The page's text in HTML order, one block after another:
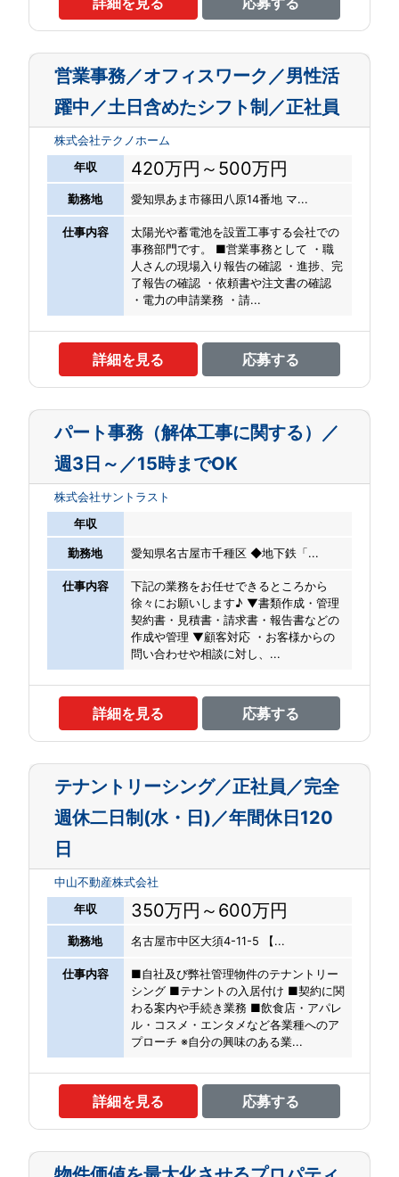
営業事務／オフィスワーク／男性活
躍中／土日含めたシフト制／正社員
株式会社テクノホーム
年収
420万円～500万円
勤務地 愛知県あま市篠田八原14番地 マ...
仕事内容
太陽光や蓄電池を設置工事する会社での
事務部門です。 ■営業事務として ・職
人さんの現場入り報告の確認 ・進捗、完
了報告の確認 ・依頼書や注文書の確認
・電力の申請業務 ・請...
詳細を見る 応募する
パート事務（解体工事に関する）／
週3日～／15時までOK
株式会社サントラスト
年収
勤務地 愛知県名古屋市千種区 ◆地下鉄「...
仕事内容
下記の業務をお任せできるところから
徐々にお願いします♪ ▼書類作成・管理
契約書・見積書・請求書・報告書などの
作成や管理 ▼顧客対応 ・お客様からの
問い合わせや相談に対し、...
詳細を見る 応募する
テナントリーシング／正社員／完全
週休二日制(水・日)／年間休日120
日
中山不動産株式会社
年収
350万円～600万円
勤務地 名古屋市中区大須4-11-5 【...
仕事内容
■⾃社及び弊社管理物件のテナントリー
シング ■テナントの⼊居付け ■契約に関
わる案内や⼿続き業務 ■飲⾷店・アパレ
ル・コスメ・エンタメなど各業種へのア
プローチ ※⾃分の興味のある業...
詳細を見る 応募する